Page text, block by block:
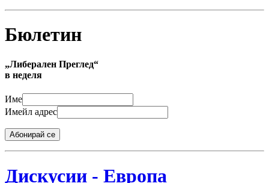
Бюлетин
„Либерален Преглед“
в неделя
Име
Имейл адрес
Абонирай се
Дискусии - Европа